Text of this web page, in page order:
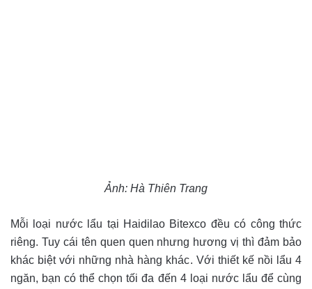
Ảnh: Hà Thiên Trang
Mỗi loại nước lẩu tại Haidilao Bitexco đều có công thức
riêng. Tuy cái tên quen quen nhưng hương vị thì đảm bảo
khác biệt với những nhà hàng khác. Với thiết kế nồi lẩu 4
ngăn, bạn có thể chọn tối đa đến 4 loại nước lẩu để cùng